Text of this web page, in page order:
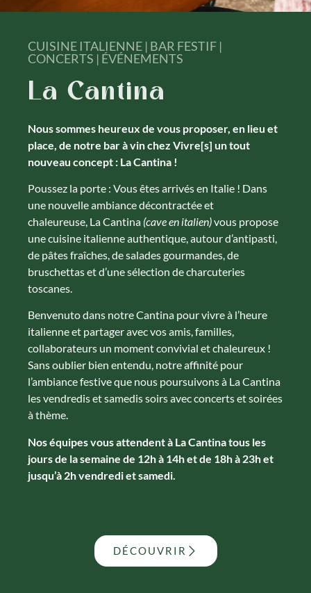
CUISINE ITALIENNE | BAR FESTIF |
CONCERTS | ÉVÉNEMENTS
La Cantina
Nous sommes heureux de vous proposer, en lieu et
place, de notre bar à vin chez Vivre[s] un tout
nouveau concept : La Cantina !
Poussez la porte : Vous êtes arrivés en Italie ! Dans
une nouvelle ambiance décontractée et
chaleureuse, La Cantina (cave en italien)vous propose
une cuisine italienne authentique, autour d’antipasti,
de pâtes fraîches, de salades gourmandes, de
bruschettas et d’une sélection de charcuteries
toscanes.
Benvenuto dans notre Cantina pour vivre à l’heure
italienne et partager avec vos amis, familles,
collaborateurs un moment convivial et chaleureux !
Sans oublier bien entendu, notre affinité pour
l’ambiance festive que nous poursuivons à La Cantina
les vendredis et samedis soirs avec concerts et soirées
à thème.
Nos équipes vous attendent à La Cantina tous les
jours de la semaine de 12h à 14h et de 18h à 23h et
jusqu’à 2h vendredi et samedi.
DÉCOUVRIR